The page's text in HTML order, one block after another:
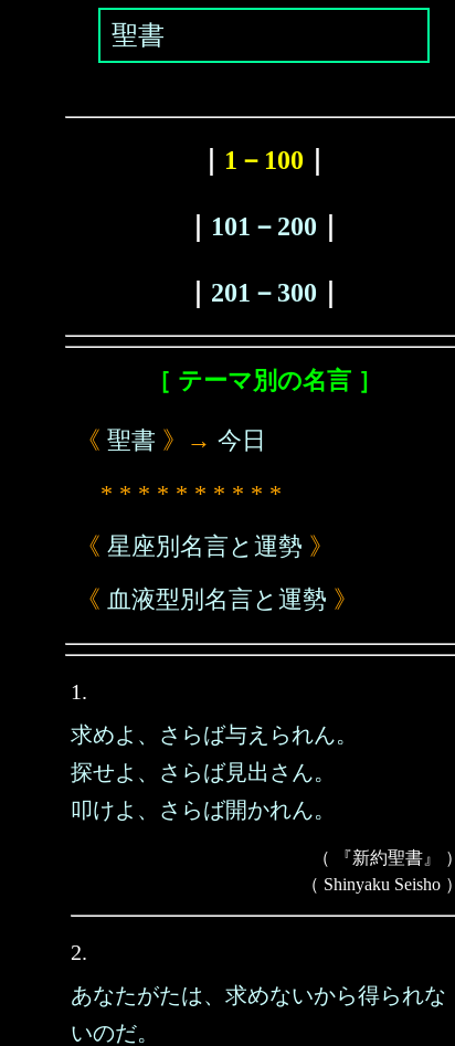
聖書
1－100
101－200
201－300
［ テーマ別の名言 ］
《 聖書 》→ 今日
* * * * * * * * * *
《 星座別名言と運勢 》
《 血液型別名言と運勢 》
1.
求めよ、さらば与えられん。
探せよ、さらば見出さん。
叩けよ、さらば開かれん。
（ 『新約聖書』 ）
（ Shinyaku Seisho ）
2.
あなたがたは、求めないから得られな
いのだ。